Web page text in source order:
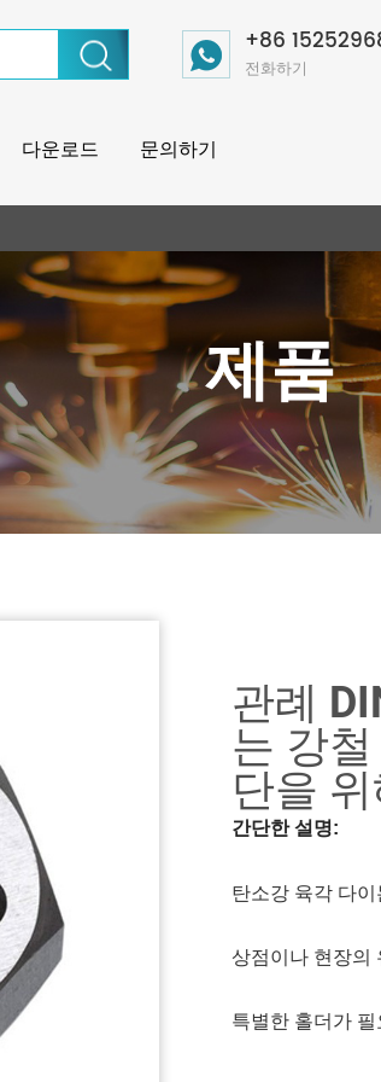
+86
전화하기
다운로드 문의하기
제품
관례
는 강
단을
간단한 설명:
탄소강 육각 다
상점이나 현장의
특별한 홀더가